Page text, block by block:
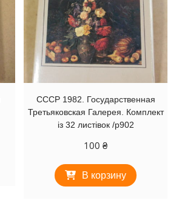
СССР 1982. Государственная
Третьяковская Галерея. Комплект
із 32 листівок /р902
100₴
В корзину